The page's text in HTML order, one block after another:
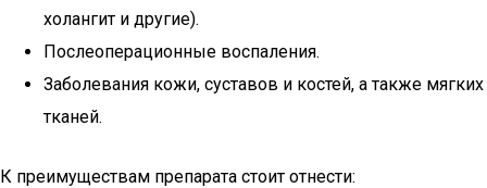
холангит и другие).
Послеоперационные воспаления.
Заболевания кожи, суставов и костей, а также мягких
тканей.
К преимуществам препарата стоит отнести: